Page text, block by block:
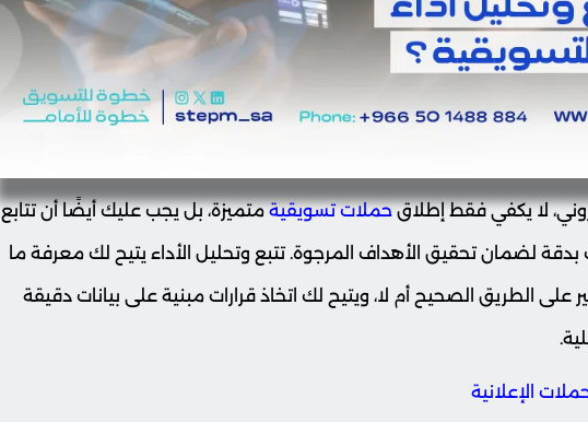
لا يكفي فقط إطلاقحملات تسويقيةمتميزة، بل يجب عليك أيضًا أن تتابع
بدقة لضمان تحقيق الأهداف المرجوة. تتبع وتحليل الأداء يتيح لك معرفة ما
على الطريق الصحيح أم لا، ويتيح لك اتخاذ قرارات مبنية على بيانات دقيقة
الإعلانية